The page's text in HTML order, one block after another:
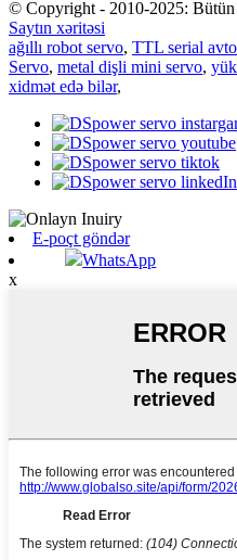
© Copyright - 2010-2025: Bütün
Saytın xəritəsi
ağıllı robot servo, TTL serial
Servo, metal dişli mini servo,
xidmət edə bilər,
E-poçt göndər
WhatsApp
x